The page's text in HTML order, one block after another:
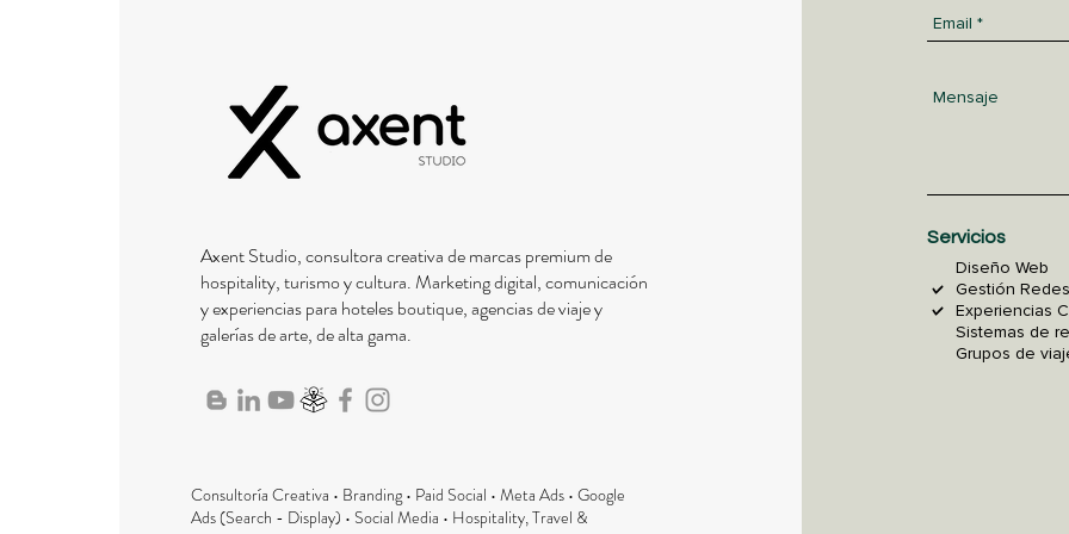
Axent Studio, consultora creativa de marcas premium de
hospitality, turismo y cultura. Marketing digital, comunicación
y experiencias para hoteles boutique, agencias de viaje y
galerías de arte, de alta gama.
Consultoría Creativa • Branding • Paid Social • Meta Ads • Google
Ads (Search - Display) • Social Media • Hospitality, Travel &
Servicios
Diseño Web
Gestión
Experiencias
Sistemas de
Grupos de